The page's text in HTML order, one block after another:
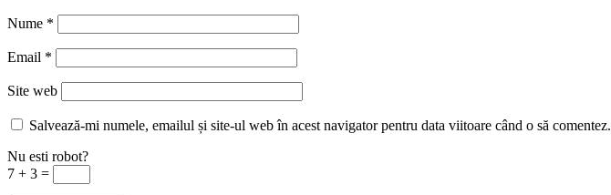
Nume *
Email *
Site web
Salvează-mi numele, emailul și site-ul web în acest navigator pentru data viitoare când o să comentez.
Nu esti robot?
7 + 3 =